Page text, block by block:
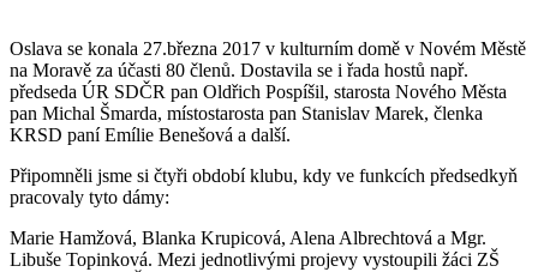
Oslava se konala 27.března 2017 v kulturním domě v Novém Městě
na Moravě za účasti 80 členů. Dostavila se i řada hostů např.
předseda ÚR SDČR pan Oldřich Pospíšil, starosta Nového Města
pan Michal Šmarda, místostarosta pan Stanislav Marek, členka
KRSD paní Emílie Benešová a další.
Připomněli jsme si čtyři období klubu, kdy ve funkcích předsedkyň
pracovaly tyto dámy:
Marie Hamžová, Blanka Krupicová, Alena Albrechtová a Mgr.
Libuše Topinková. Mezi jednotlivými projevy vystoupili žáci ZŠ